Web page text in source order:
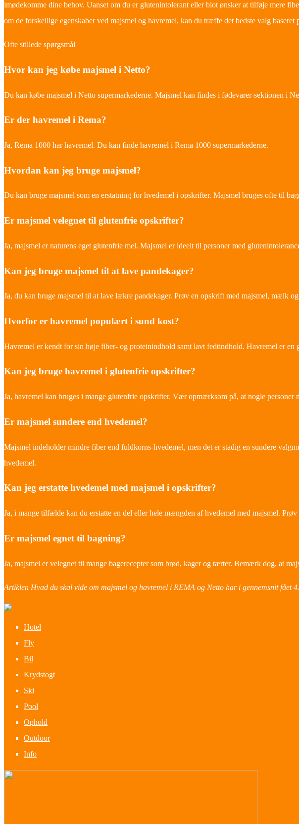
imødekomme dine behov. Uanset om du er glutenintolerant eller blot ønsker at tilføje mere
om de forskellige egenskaber ved majsmel og havremel, kan du træffe det bedste valg baseret
Ofte stillede spørgsmål
Hvor kan jeg købe majsmel i Netto?
Du kan købe majsmel i Netto supermarkederne. Majsmel kan findes i fødevarer-sektionen i
Er der havremel i Rema?
Ja, Rema 1000 har havremel. Du kan finde havremel i Rema 1000 supermarkederne.
Hvordan kan jeg bruge majsmel?
Du kan bruge majsmel som en erstatning for hvedemel i opskrifter. Majsmel bruges ofte til
Er majsmel velegnet til glutenfrie opskrifter?
Ja, majsmel er naturens eget glutenfrie mel. Majsmel er ideelt til personer med
Kan jeg bruge majsmel til at lave pandekager?
Ja, du kan bruge majsmel til at lave lækre pandekager. Prøv en opskrift med majsmel, mælk
Hvorfor er havremel populært i sund kost?
Havremel er kendt for sin høje fiber- og proteinindhold samt lavt fedtindhold. Havremel er
Kan jeg bruge havremel i glutenfrie opskrifter?
Ja, havremel kan bruges i mange glutenfrie opskrifter. Vær opmærksom på, at nogle
Er majsmel sundere end hvedemel?
Majsmel indeholder mindre fiber end fuldkorns-hvedemel, men det er stadig en sundere
hvedemel.
Kan jeg erstatte hvedemel med majsmel i opskrifter?
Ja, i mange tilfælde kan du erstatte en del eller hele mængden af hvedemel med majsmel.
Er majsmel egnet til bagning?
Ja, majsmel er velegnet til mange bagerecepter som brød, kager og tærter. Bemærk dog, at
Artiklen Hvad du skal vide om majsmel og havremel i REMA og Netto har i gennemsnit fået
Hotel
Fly
Bil
Krydstogt
Ski
Pool
Ophold
Outdoor
Info